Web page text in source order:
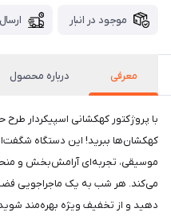
موجود در انبار
معرفی درباره محصول
با پروژکتور کهکشانی اسپیکردار
کهکشان‌ها ببرید! این دستگاه
موسیقی، تجربه‌ای آرامش‌بخش و
می‌کند. هر شب به یک ماجراجویی
دهید و از تخفیف ویژه بهره‌مند